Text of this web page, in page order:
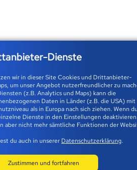
Zustimmen und fortfahren
Dienste
wir in dieser Site Cookies und Drittanbieter-
um unser Angebot nutzerfreundlicher zu
(z.B. Analytics und Maps) kann die
Daten in Länder (z.B. die USA) mit
als in Europa nach sich ziehen. Wenn
Dienste in den Einstellungen
aber nicht mehr sämtliche Funktionen der
du auch in unserer Datenschutzerklärung.